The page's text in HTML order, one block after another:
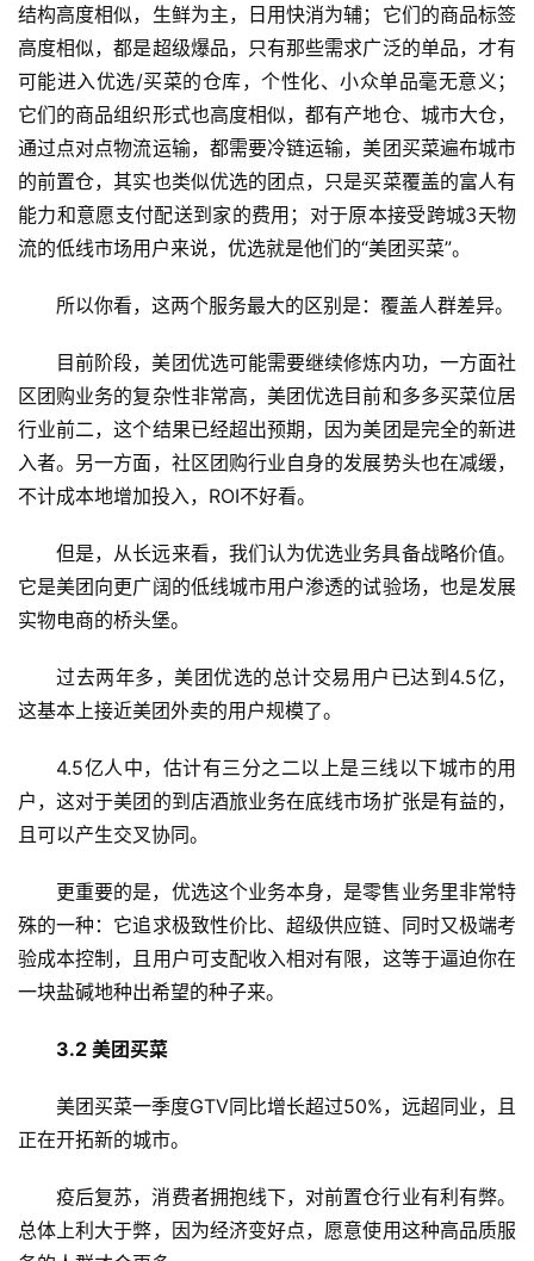
结构高度相似，生鲜为主，日用快消为辅；它们的商品标签
高度相似，都是超级爆品，只有那些需求广泛的单品，才有
可能进入优选/买菜的仓库，个性化、小众单品毫无意义；
它们的商品组织形式也高度相似，都有产地仓、城市大仓，
通过点对点物流运输，都需要冷链运输，美团买菜遍布城市
的前置仓，其实也类似优选的团点，只是买菜覆盖的富人有
能力和意愿支付配送到家的费用；对于原本接受跨城3天物
流的低线市场用户来说，优选就是他们的“美团买菜”。
所以你看，这两个服务最大的区别是：覆盖人群差异。
目前阶段，美团优选可能需要继续修炼内功，一方面社
区团购业务的复杂性非常高，美团优选目前和多多买菜位居
行业前二，这个结果已经超出预期，因为美团是完全的新进
入者。另一方面，社区团购行业自身的发展势头也在减缓，
不计成本地增加投入，ROI不好看。
但是，从长远来看，我们认为优选业务具备战略价值。
它是美团向更广阔的低线城市用户渗透的试验场，也是发展
实物电商的桥头堡。
过去两年多，美团优选的总计交易用户已达到4.5亿，
这基本上接近美团外卖的用户规模了。
4.5亿人中，估计有三分之二以上是三线以下城市的用
户，这对于美团的到店酒旅业务在底线市场扩张是有益的，
且可以产生交叉协同。
更重要的是，优选这个业务本身，是零售业务里非常特
殊的一种：它追求极致性价比、超级供应链、同时又极端考
验成本控制，且用户可支配收入相对有限，这等于逼迫你在
一块盐碱地种出希望的种子来。
3.2 美团买菜
美团买菜一季度GTV同比增长超过50%，远超同业，且
正在开拓新的城市。
疫后复苏，消费者拥抱线下，对前置仓行业有利有弊。
总体上利大于弊，因为经济变好点，愿意使用这种高品质服